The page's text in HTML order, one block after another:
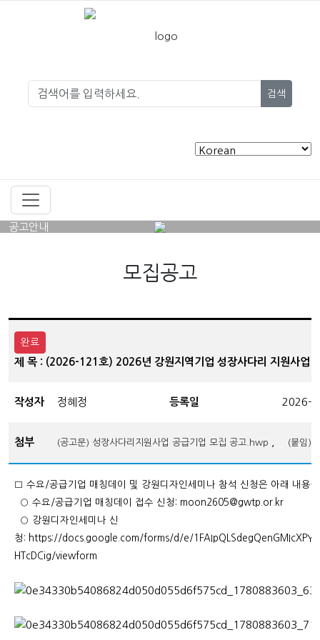
검색
공고안내
모집공고
완료
제 목 : (2026-121호) 2026년 강원지역기업 성장사다리 지원사업
작성자 정혜정 등록일 2026-
첨부 (공고문) 성장사다리지원사업 공급기업 모집 공고.hwp (붙임)
□ 수요/공급기업 매칭데이 및 강원디자인세미나 참석 신청은 아래 내용
○ 수요/공급기업 매칭데이 접수 신청: moon2605@gwtp.or.kr
○ 강원디자인세미나 신
청: https://docs.google.com/forms/d/e/
HTcDCig/viewform